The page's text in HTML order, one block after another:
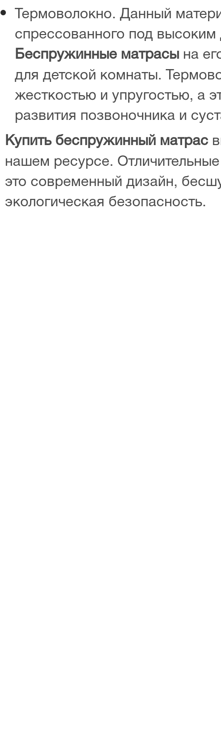
Термоволокно. Данный
спрессованного под
Беспружинные матрасы на
для детской комнаты.
жесткостью и упругостью, а
развития позвоночника и
Купить беспружинный матрас
нашем ресурсе.
это современный дизайн,
экологическая безопасность.